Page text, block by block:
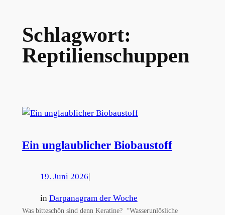
Schlagwort:
Reptilienschuppen
Ein unglaublicher Biobaustoff
19. Juni 2026|
in Darpanagram der Woche
Was bitteschön sind denn Keratine? “Wasserunlösliche